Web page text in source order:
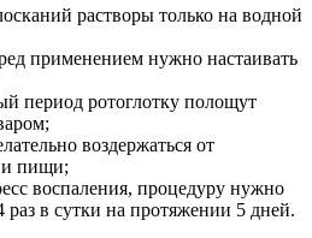
растворы только на водной
применением нужно настаивать
период ротоглотку полощут
воздержаться от
и пищи;
воспаления, процедуру нужно
раз в сутки на протяжении 5 дней.